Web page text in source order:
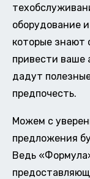
оборудование
которые знают
привести ваше
дадут
предпочесть.
Можем с
предложения
Ведь